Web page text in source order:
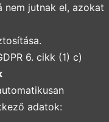
nem jutnak el, azokat
6. cikk (1) c)
adatok: